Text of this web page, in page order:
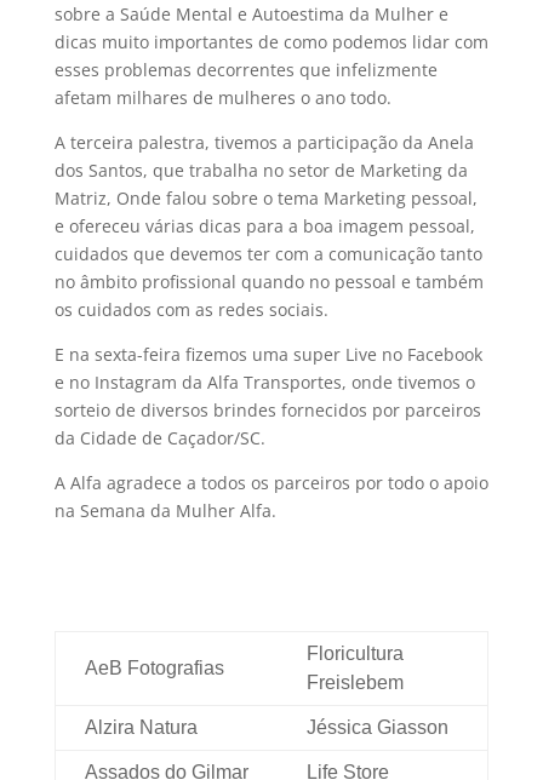
sobre a Saúde Mental e Autoestima da Mulher e
dicas muito importantes de como podemos lidar com
esses problemas decorrentes que infelizmente
afetam milhares de mulheres o ano todo.
A terceira palestra, tivemos a participação da Anela
dos Santos, que trabalha no setor de Marketing da
Matriz, Onde falou sobre o tema Marketing pessoal,
e ofereceu várias dicas para a boa imagem pessoal,
cuidados que devemos ter com a comunicação tanto
no âmbito profissional quando no pessoal e também
os cuidados com as redes sociais.
E na sexta-feira fizemos uma super Live no Facebook
e no Instagram da Alfa Transportes, onde tivemos o
sorteio de diversos brindes fornecidos por parceiros
da Cidade de Caçador/SC.
A Alfa agradece a todos os parceiros por todo o apoio
na Semana da Mulher Alfa.
AeB Fotografias
Floricultura
Freislebem
Alzira Natura­ Jéssica Giasson
Assados do Gilmar Life Store